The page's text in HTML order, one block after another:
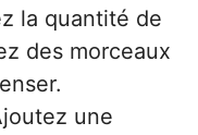
la quantité de
des morceaux
une